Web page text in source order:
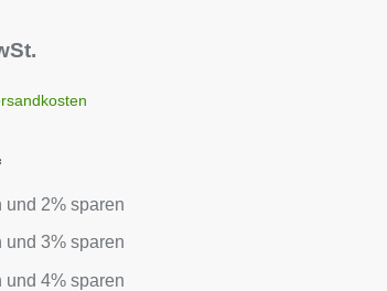
und 2% sparen
und 3% sparen
und 4% sparen